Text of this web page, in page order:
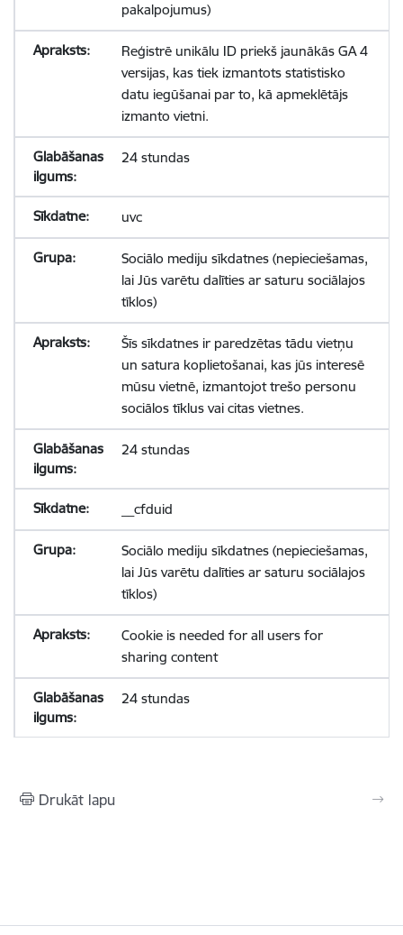
pakalpojumus)
Reģistrē unikālu ID priekš jaunākās GA 4
versijas, kas tiek izmantots statistisko
datu iegūšanai par to, kā apmeklētājs
izmanto vietni.
24 stundas
uvc
Sociālo mediju sīkdatnes (nepieciešamas,
lai Jūs varētu dalīties ar saturu sociālajos
tīklos)
Šīs sīkdatnes ir paredzētas tādu vietņu
un satura koplietošanai, kas jūs interesē
mūsu vietnē, izmantojot trešo personu
sociālos tīklus vai citas vietnes.
24 stundas
__cfduid
Sociālo mediju sīkdatnes (nepieciešamas,
lai Jūs varētu dalīties ar saturu sociālajos
tīklos)
Cookie is needed for all users for
sharing content
24 stundas
Drukāt lapu